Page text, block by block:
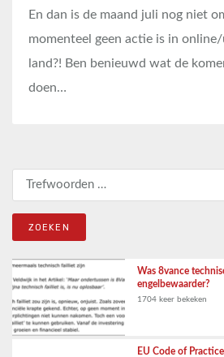
En dan is de maand juli nog niet
momenteel geen actie is in
land?! Ben benieuwd wat de
doen…
Zoeken naar:
Was 8vance
engelbewaarder?
1704 keer bekeken
EU Code of